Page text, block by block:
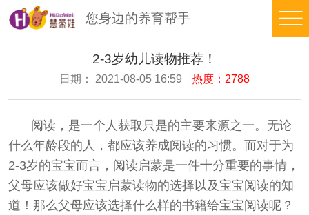
您身边的养育帮手
事
养
育
期
智
能
豆
苗
在
在
线
培
2-3岁幼儿读物推荐！
日期： 2021-08-05 16:59 热度：2788
阅读，是一个人获取只是的主要来源之一。无论
什么年龄段的人，都应该养成阅读的习惯。而对于为
2-3岁的宝宝而言，阅读启蒙是一件十分重要的事情，
父母应该做好宝宝启蒙读物的选择以及宝宝阅读的知
道！那么父母应该选择什么样的书籍给宝宝阅读呢？